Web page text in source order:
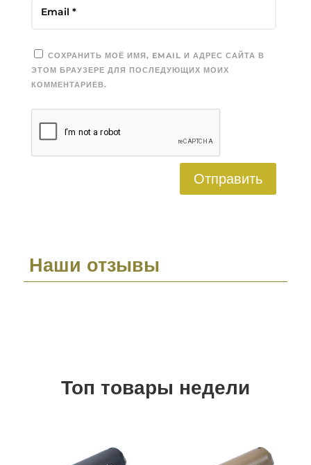
СОХРАНИТЬ МОЁ ИМЯ, EMAIL И АДРЕС САЙТА В
ЭТОМ БРАУЗЕРЕ ДЛЯ ПОСЛЕДУЮЩИХ МОИХ
КОММЕНТАРИЕВ.
Отправить
Наши отзывы
Топ товары недели